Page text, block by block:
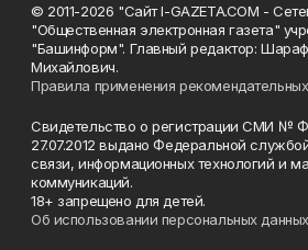
© 2011-2026 "Сайт I-GAZETA.COM -
"Общественная электронная газета"
"Башинформ". Главный редактор:
Михайлович.
Правила применения
Свидетельство о регистрации СМИ №
27.07.2012 выдано Федеральной
связи, информационных технологий и
коммуникаций.
18+ запрещено для детей.
Об использовании персональных данных